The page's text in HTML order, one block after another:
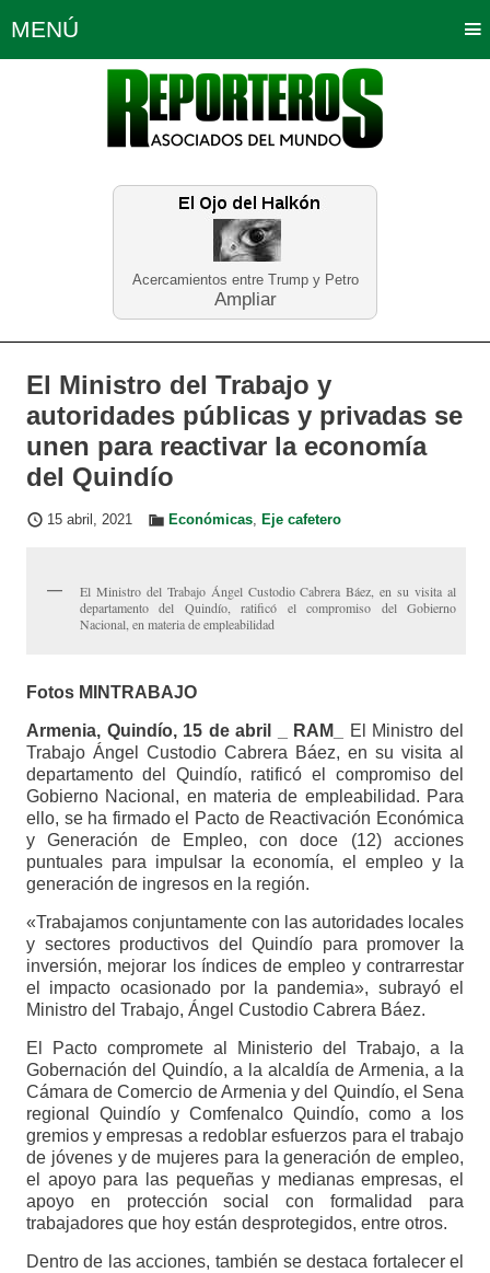
Acercamientos entre Trump y Petro
Ampliar
MENÚ
Política Opinión Bogotá
Planeta Tierra Deportes
Educación Neira
El Ministro del Trabajo y
autoridades públicas y privadas se
unen para reactivar la economía
del Quindío
15 abril, 2021 Económicas, Eje cafetero
El Ministro del Trabajo Ángel Custodio Cabrera Báez, en su visita al
departamento del Quindío, ratificó el compromiso del Gobierno
Nacional, en materia de empleabilidad
Fotos MINTRABAJO
Armenia, Quindío, 15 de abril _ RAM_
El Ministro del
Trabajo Ángel Custodio Cabrera Báez, en su visita al
departamento del Quindío, ratificó el compromiso del
Gobierno Nacional, en materia de empleabilidad. Para
ello, se ha firmado el Pacto de Reactivación Económica
y Generación de Empleo, con doce (12) acciones
puntuales para impulsar la economía, el empleo y la
generación de ingresos en la región.
«Trabajamos conjuntamente con las autoridades locales
y sectores productivos del Quindío para promover la
inversión, mejorar los índices de empleo y contrarrestar
el impacto ocasionado por la pandemia», subrayó el
Ministro del Trabajo, Ángel Custodio Cabrera Báez.
El Pacto compromete al Ministerio del Trabajo, a la
Gobernación del Quindío, a la alcaldía de Armenia, a la
Cámara de Comercio de Armenia y del Quindío, el Sena
regional Quindío y Comfenalco Quindío, como a los
gremios y empresas a redoblar esfuerzos para el trabajo
de jóvenes y de mujeres para la generación de empleo,
el apoyo para las pequeñas y medianas empresas, el
apoyo en protección social con formalidad para
trabajadores que hoy están desprotegidos, entre otros.
Dentro de las acciones, también se destaca fortalecer el